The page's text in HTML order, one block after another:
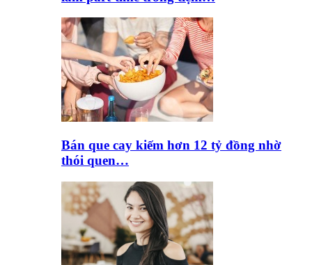
Bán que cay kiếm hơn 12 tỷ đồng nhờ
thói quen…